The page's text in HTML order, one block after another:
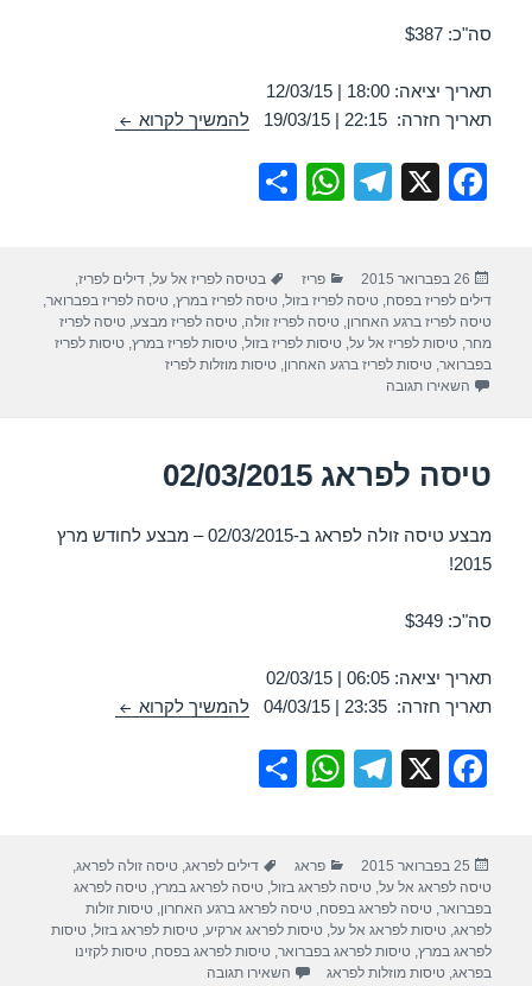
סה"כ: $387
תאריך יציאה: 18:00 | 12/03/15
תאריך חזרה: 22:15 | 19/03/15
להמשיך לקרוא טיסה לפריז 12/03/2015
F
e
b
o
X
T
gr
a
m
W
s
A
p
e
פורסם
בתאריך
26 בפברואר 2015 קטגוריות
פריז תגיות
בטיסה לפריז אל על ,דילים לפריז
דילים לפריז בפסח ,טיסה לפריז בזול ,טיסה לפריז במרץ ,טיסה לפריז בפברואר
טיסה לפריז ברגע האחרון ,טיסה לפריז זולה ,טיסה לפריז מבצע ,טיסה לפריז
מחר ,טיסות לפריז אל על ,טיסות לפריז בזול ,טיסות לפריז במרץ ,טיסות לפריז
בפברואר ,טיסות לפריז ברגע האחרון ,טיסות מוזלות לפריז
השאירו תגובה
טיסה לפראג 02/03/2015
מבצע טיסה זולה לפראג ב-02/03/2015 – מבצע לחודש מרץ
2015!
סה"כ: $349
תאריך יציאה: 06:05 | 02/03/15
תאריך חזרה: 23:35 | 04/03/15
להמשיך לקרוא טיסה לפראג 02/03/2015
F
e
b
o
X
T
gr
a
m
W
s
A
p
e
פורסם
בתאריך
25 בפברואר 2015 קטגוריות
פראג תגיות
דילים לפראג,טיסה זולה לפראג,
טיסה לפראג אל על,טיסה לפראג בזול,טיסה לפראג במרץ,טיסה לפראג
בפברואר,טיסה לפראג בפסח,טיסה לפראג ברגע האחרון,טיסות זולות
לפראג,טיסות לפראג אל על,טיסות לפראג ארקיע,טיסות לפראג בזול,טיסות
לפראג במרץ,טיסות לפראג בפברואר,טיסות לפראג בפסח,טיסות לקזינו
בפראג,טיסות מוזלות לפראג השאירו תגובה